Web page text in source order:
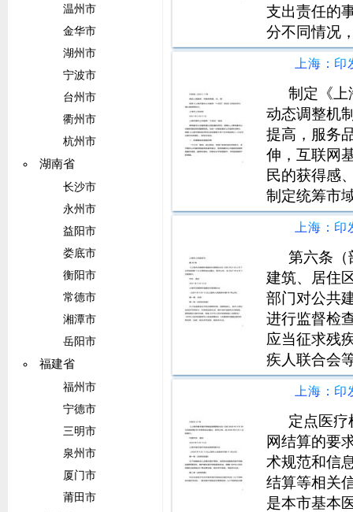
温州市
金华市
湖州市
宁波市
台州市
衢州市
杭州市
湖南省
长沙市
永州市
益阳市
娄底市
衡阳市
常德市
湘潭市
岳阳市
福建省
福州市
宁德市
三明市
泉州市
厦门市
莆田市
支出责任的
分不同情况
为开展产业
功能型平台
事一议方式
制定《上
动态调整机
提高，服务
伸，互联网
民的获得感
制定统筹市
服务资源在
化建设，推
施专业化社
第六条（
建筑、居住
部门对公共
进行监督检
应当征求残
疾人联合会
关单位和个
和帮助。第
选举的部门
定点医疗
网结算的要
术规范和信
结算等相关
是本市基本